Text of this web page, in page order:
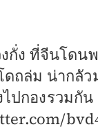
กั่ง ที่จีนโดน
ดถล่ม น่ากลัว
ปกองรวมกัน